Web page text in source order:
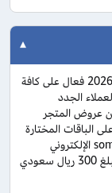
نقدم لك في كوبونزل أحدث كود خصم سوم باي مي 2026 فعال على كافة
10% لجميع العملاء الجدد
عروض المتجر
من تخفيض بقيمة تصل إلى 52% على الباقات المختارة
للعناية بالبشرة والجسم، كذلك يقدم متجر some by mi الإلكتروني
خدمات التوصيل المجاني للطلبات داخل المملكة بمبلغ 300 ريال سعودي